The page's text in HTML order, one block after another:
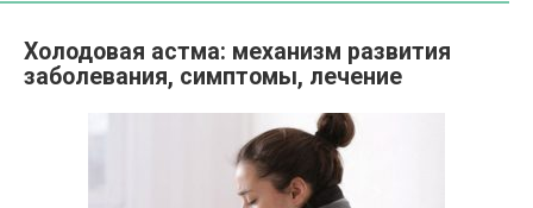
Холодовая астма: механизм развития
заболевания, симптомы, лечение